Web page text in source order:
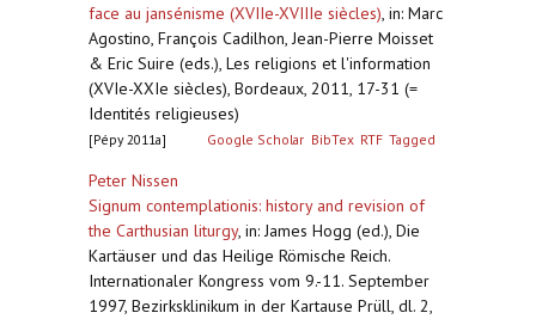
face au jansénisme (XVIIe-XVIIIe siècles), in: Marc
Agostino, François Cadilhon, Jean-Pierre Moisset
& Eric Suire (eds.), Les religions et l'information
(XVIe-XXIe siècles), Bordeaux, 2011, 17-31 (=
Identités religieuses)
[Pépy 2011a] Google Scholar BibTex RTF Tagged
Peter Nissen
Signum contemplationis: history and revision of
the Carthusian liturgy, in: James Hogg (ed.), Die
Kartäuser und das Heilige Römische Reich.
Internationaler Kongress vom 9.-11. September
1997, Bezirksklinikum in der Kartause Prüll, dl. 2,